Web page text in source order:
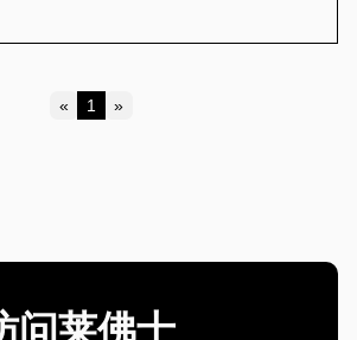
«
Previous
1 »
Next
问莱佛士